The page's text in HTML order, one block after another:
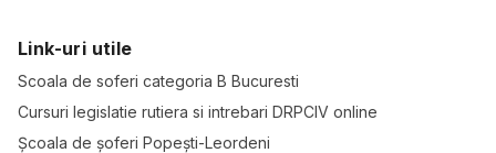
Link-uri utile
Scoala de soferi categoria B Bucuresti
Cursuri legislatie rutiera si intrebari DRPCIV online
Școala de șoferi Popești-Leordeni